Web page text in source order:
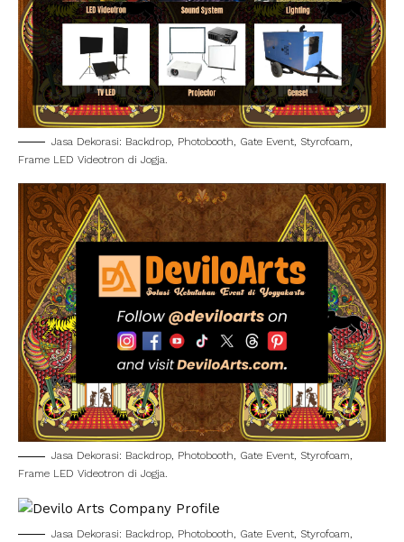
Jasa Dekorasi: Backdrop, Photobooth, Gate Event, Styrofoam,
Frame LED Videotron di Jogja.
Jasa Dekorasi: Backdrop, Photobooth, Gate Event, Styrofoam,
Frame LED Videotron di Jogja.
Jasa Dekorasi: Backdrop, Photobooth, Gate Event, Styrofoam,